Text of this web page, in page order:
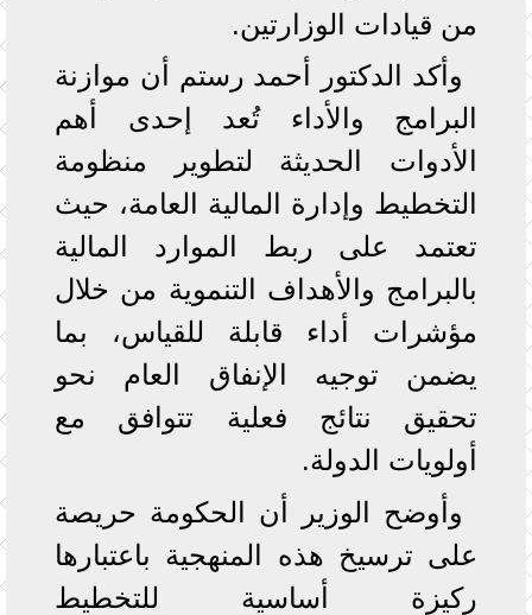
من قيادات الوزارتين.
وأكد الدكتور أحمد رستم أن موازنة
البرامج والأداء تُعد إحدى أهم
الأدوات الحديثة لتطوير منظومة
التخطيط وإدارة المالية العامة، حيث
تعتمد على ربط الموارد المالية
بالبرامج والأهداف التنموية من خلال
مؤشرات أداء قابلة للقياس، بما
يضمن توجيه الإنفاق العام نحو
تحقيق نتائج فعلية تتوافق مع
أولويات الدولة.
وأوضح الوزير أن الحكومة حريصة
على ترسيخ هذه المنهجية باعتبارها
ركيزة أساسية للتخطيط